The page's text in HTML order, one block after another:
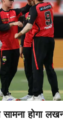
सामना होगा